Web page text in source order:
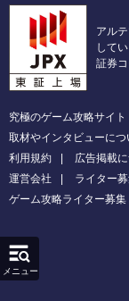
アル
してい
証券
究極のゲーム攻略サイト
取材やインタビューにつ
利用規約
広告掲載
運営会社
ライター
ゲーム攻略ライター募集
メニュー